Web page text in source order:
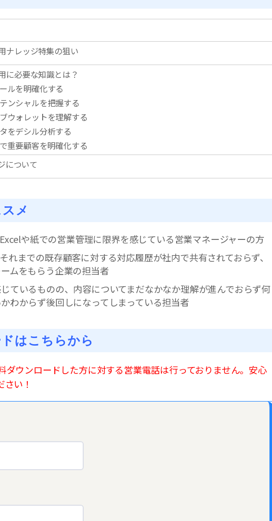
ナレッジ特集の狙い
に必要な知識とは？
ルを明確化する
ンシャルを把握する
ウォレットを理解する
をデシル分析する
重要顧客を明確化する
について
メ
や紙での営業管理に限界を感じている営業マネージャーの方
れまでの既存顧客に対する対応履歴が社内で共有されておらず、
ムをもらう企業の担当者
ているものの、内容についてまだなかなか理解が進んでおらず何
わからず後回しになってしまっている担当者
はこちらから
ウンロードした方に対する営業電話は行っておりません。安心
い！